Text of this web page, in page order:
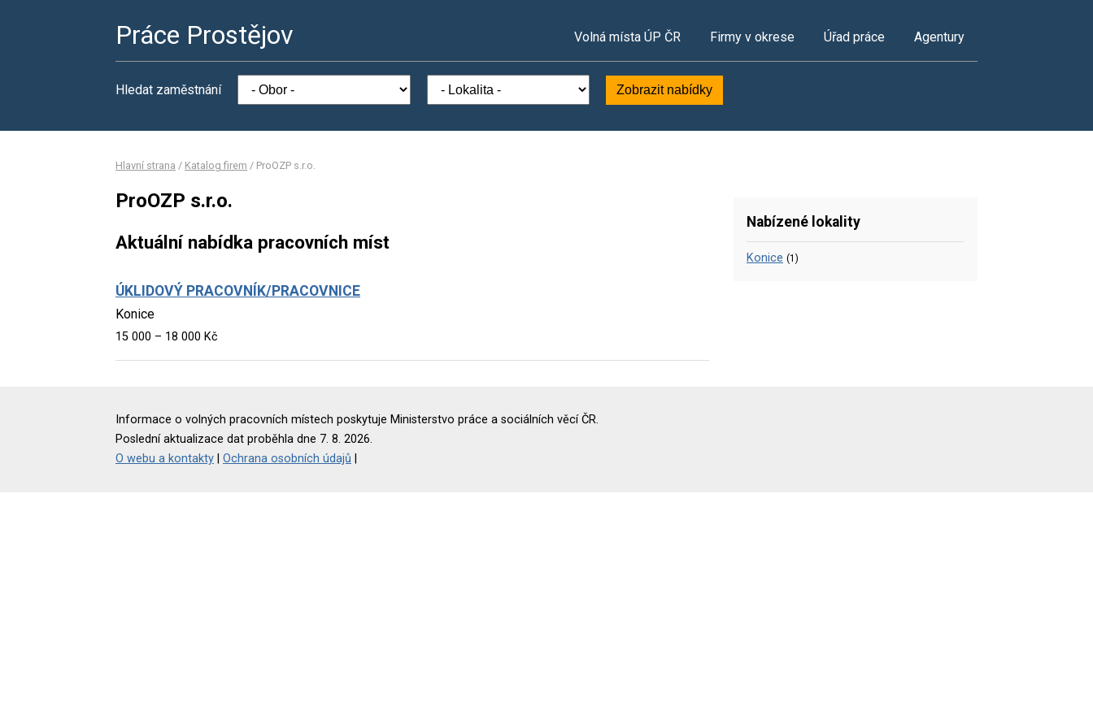
Práce Prostějov Volná místa ÚP ČR Firmy v okrese Úřad práce Agentury
Hledat zaměstnání Zobrazit nabídky
Hlavní strana / Katalog firem / ProOZP s.r.o.
ProOZP s.r.o.
Aktuální nabídka pracovních míst
ÚKLIDOVÝ PRACOVNÍK/PRACOVNICE
Konice
15 000 – 18 000 Kč
Nabízené lokality
Konice (1)
Informace o volných pracovních místech poskytuje Ministerstvo práce a sociálních věcí ČR.
Poslední aktualizace dat proběhla dne 7. 8. 2026.
O webu a kontakty
Ochrana osobních údajů